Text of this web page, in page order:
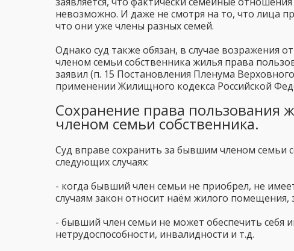
невозможно. И даже не смотря на то, что лица
что они уже члены разных семей.
Однако суд также обязан, в случае возражения
членом семьи собственника жилья права
заявил (п. 15 Постановления Пленума
применении Жилищного кодекса Российской
Сохранение права пользования
членом семьи собственника.
Суд вправе сохранить за бывшим членом семьи
следующих случаях:
- когда бывший член семьи не приобрел, не
случаям закон относит наём жилого помещения,
- бывший член семьи не может обеспечить себя
нетрудоспособности, инвалидности и т.д.